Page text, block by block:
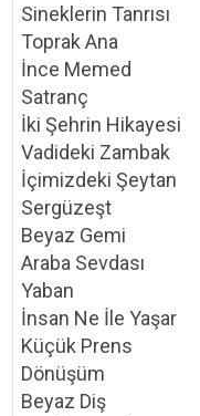
Sineklerin Tanrısı
Toprak Ana
İnce Memed
Satranç
İki Şehrin Hikayesi
Vadideki Zambak
İçimizdeki Şeytan
Sergüzeşt
Beyaz Gemi
Araba Sevdası
Yaban
İnsan Ne İle Yaşar
Küçük Prens
Dönüşüm
Beyaz Diş